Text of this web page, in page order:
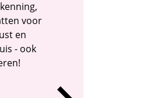
voor
en
- ook